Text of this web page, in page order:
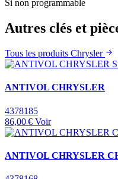
Si non programmable
Autres clés et
Tous les produits Chrysler
ANTIVOL CHRYSLER
4378185
86,00 € Voir
ANTIVOL CHRYSLER